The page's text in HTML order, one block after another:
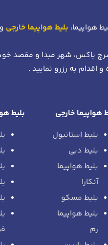
هواپیما، بلیط هواپیما خارجی و
باکس، شهر مبدا و مقصد
اقدام به رزرو نمایید .
هواپیما خارجی
بلیط استانبول
بلیط دبی
بلیط هواپیما
آنکارا
بلیط مسکو
بلیط هواپیما
رم
بلیط